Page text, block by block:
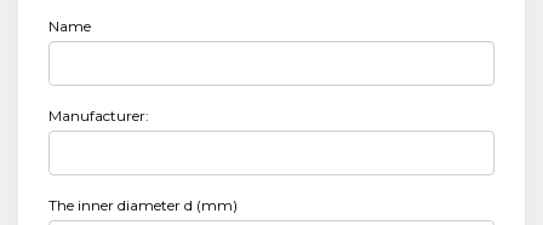
Name
Manufacturer:
The inner diameter d (mm)